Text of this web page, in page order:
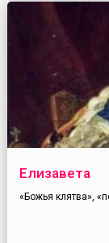
Елизавета
«Божья клятва»,